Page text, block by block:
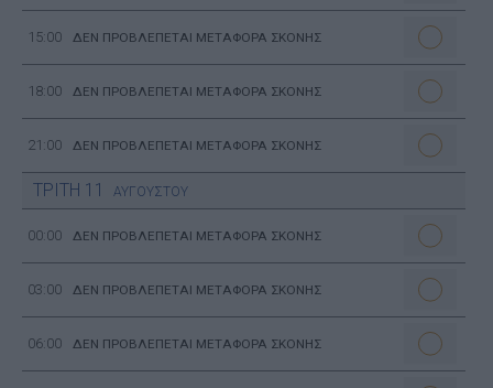
15:00 ΔΕΝ ΠΡΟΒΛΕΠΕΤΑΙ ΜΕΤΑΦΟΡΑ ΣΚΟΝΗΣ
18:00 ΔΕΝ ΠΡΟΒΛΕΠΕΤΑΙ ΜΕΤΑΦΟΡΑ ΣΚΟΝΗΣ
21:00 ΔΕΝ ΠΡΟΒΛΕΠΕΤΑΙ ΜΕΤΑΦΟΡΑ ΣΚΟΝΗΣ
ΤΡΙΤΗ 11 ΑΥΓΟΥΣΤΟΥ
00:00 ΔΕΝ ΠΡΟΒΛΕΠΕΤΑΙ ΜΕΤΑΦΟΡΑ ΣΚΟΝΗΣ
03:00 ΔΕΝ ΠΡΟΒΛΕΠΕΤΑΙ ΜΕΤΑΦΟΡΑ ΣΚΟΝΗΣ
06:00 ΔΕΝ ΠΡΟΒΛΕΠΕΤΑΙ ΜΕΤΑΦΟΡΑ ΣΚΟΝΗΣ